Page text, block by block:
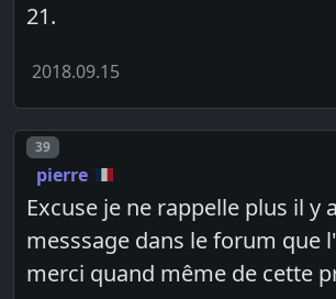
21.
2018.09.15
Post number
39
pierre
Excuse je ne rappelle plus il y
messsage dans le forum que
merci quand même de cette